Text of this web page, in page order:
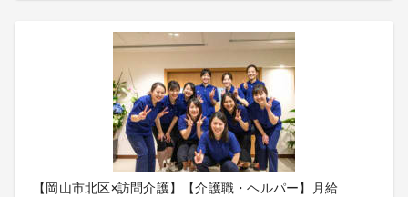
【岡山市北区×訪問介護】【介護職・ヘルパー】月給